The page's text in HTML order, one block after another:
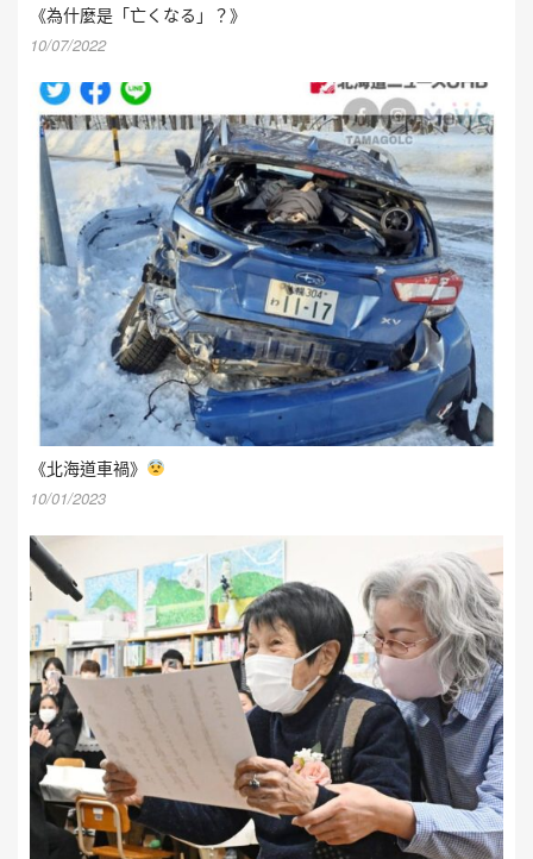
《為什麼是「亡くなる」？》
10/07/2022
《北海道車禍》
10/01/2023